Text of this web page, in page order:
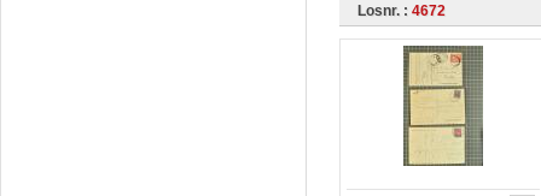
Losnr. : 4672